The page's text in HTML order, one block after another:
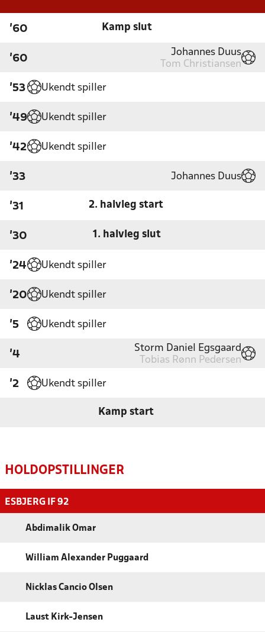
'60 Kamp slut
'60
Johannes Duus
Tom Christiansen
'53 Ukendt spiller
'49 Ukendt spiller
'42 Ukendt spiller
'33 Johannes Duus
'31 2. halvleg start
'30 1. halvleg slut
'24 Ukendt spiller
'20 Ukendt spiller
'5 Ukendt spiller
'4
Storm Daniel Egsgaard
Tobias Rønn Pedersen
'2 Ukendt spiller
Kamp start
HOLDOPSTILLINGER
ESBJERG IF 92
Abdimalik Omar
William Alexander Puggaard
Nicklas Cancio Olsen
Laust Kirk-Jensen